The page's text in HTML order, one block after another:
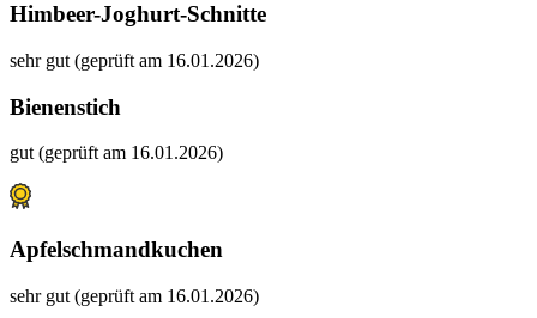
Himbeer-Joghurt-Schnitte
sehr gut (geprüft am 16.01.2026)
Bienenstich
gut (geprüft am 16.01.2026)
Apfelschmandkuchen
sehr gut (geprüft am 16.01.2026)